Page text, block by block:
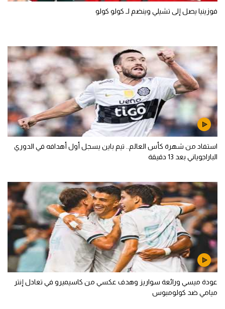
فوزينيا يصل إلى تشيلي وينضم لـ كولو كولو
استفاد من شهرة كأس العالم.. تيم باين يسجل أول أهدافه في الدوري
الباراجوياني بعد 13 دقيقة
عودة ميسي ورائعة سواريز وهدف عكسي من كاسيميرو في تعادل إنتر
ميامي ضد كولومبوس